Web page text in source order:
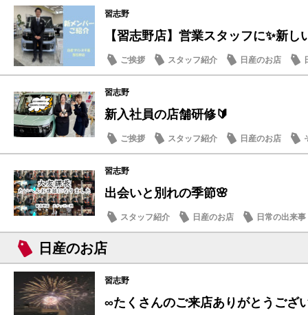
習志野
【習志野店】営業スタッフに✨新し
ご挨拶 スタッフ紹介 日産のお店
習志野
新入社員の店舗研修🔰
ご挨拶 スタッフ紹介 日産のお店
習志野
出会いと別れの季節🌸
スタッフ紹介 日産のお店 日常の出来事
日産のお店
習志野
∞たくさんのご来店ありがとうござ